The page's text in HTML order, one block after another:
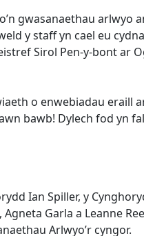
gwasanaethau
y staff yn cael eu
Sirol Pen-y-bont ar
o enwebiadau eraill
Ian Spiller, y
Garla a Leanne
Arlwyo’r cyngor.